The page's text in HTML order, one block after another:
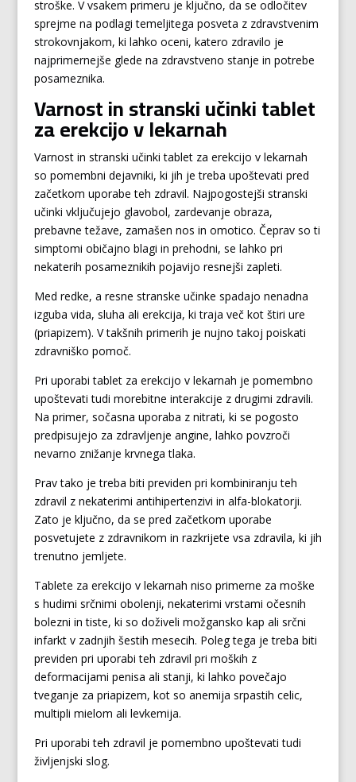
stroške. V vsakem primeru je ključno, da se odločitev
sprejme na podlagi temeljitega posveta z zdravstvenim
strokovnjakom, ki lahko oceni, katero zdravilo je
najprimernejše glede na zdravstveno stanje in potrebe
posameznika.
Varnost in stranski učinki tablet
za erekcijo v lekarnah
Varnost in stranski učinki tablet za erekcijo v lekarnah
so pomembni dejavniki, ki jih je treba upoštevati pred
začetkom uporabe teh zdravil. Najpogostejši stranski
učinki vključujejo glavobol, zardevanje obraza,
prebavne težave, zamašen nos in omotico. Čeprav so ti
simptomi običajno blagi in prehodni, se lahko pri
nekaterih posameznikih pojavijo resnejši zapleti.
Med redke, a resne stranske učinke spadajo nenadna
izguba vida, sluha ali erekcija, ki traja več kot štiri ure
(priapizem). V takšnih primerih je nujno takoj poiskati
zdravniško pomoč.
Pri uporabi tablet za erekcijo v lekarnah je pomembno
upoštevati tudi morebitne interakcije z drugimi zdravili.
Na primer, sočasna uporaba z nitrati, ki se pogosto
predpisujejo za zdravljenje angine, lahko povzroči
nevarno znižanje krvnega tlaka.
Prav tako je treba biti previden pri kombiniranju teh
zdravil z nekaterimi antihipertenzivi in alfa-blokatorji.
Zato je ključno, da se pred začetkom uporabe
posvetujete z zdravnikom in razkrijete vsa zdravila, ki jih
trenutno jemljete.
Tablete za erekcijo v lekarnah niso primerne za moške
s hudimi srčnimi obolenji, nekaterimi vrstami očesnih
bolezni in tiste, ki so doživeli možgansko kap ali srčni
infarkt v zadnjih šestih mesecih. Poleg tega je treba biti
previden pri uporabi teh zdravil pri moških z
deformacijami penisa ali stanji, ki lahko povečajo
tveganje za priapizem, kot so anemija srpastih celic,
multipli mielom ali levkemija.
Pri uporabi teh zdravil je pomembno upoštevati tudi
življenjski slog.